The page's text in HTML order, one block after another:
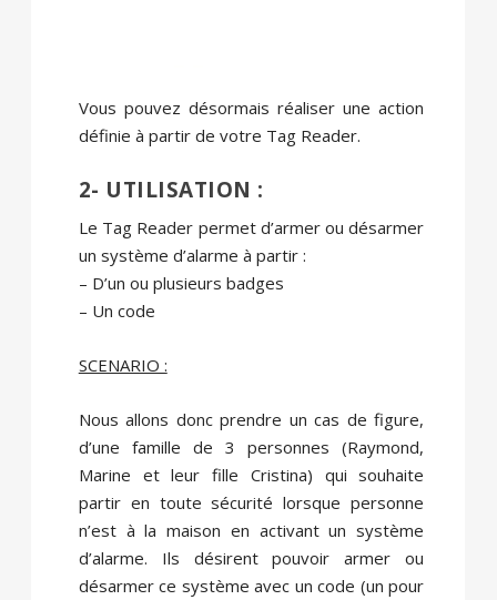
Vous pouvez désormais réaliser une action
définie à partir de votre Tag Reader.
2- UTILISATION :
Le Tag Reader permet d’armer ou désarmer
un système d’alarme à partir :
– D’un ou plusieurs badges
– Un code
SCENARIO :
Nous allons donc prendre un cas de figure,
d’une famille de 3 personnes (Raymond,
Marine et leur fille Cristina) qui souhaite
partir en toute sécurité lorsque personne
n’est à la maison en activant un système
d’alarme. Ils désirent pouvoir armer ou
désarmer ce système avec un code (un pour